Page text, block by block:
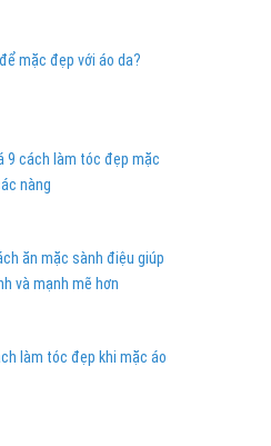
mặc đẹp với áo da?
9 cách làm tóc đẹp mặc
nàng
ăn mặc sành điệu giúp
và mạnh mẽ hơn
làm tóc đẹp khi mặc áo